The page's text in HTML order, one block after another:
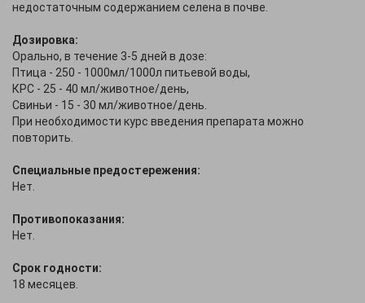
недостаточным содержанием селена в почве.
Дозировка:
Орально, в течение 3-5 дней в дозе:
Птица - 250 - 1000мл/1000л питьевой воды,
КРС - 25 - 40 мл/животное/день,
Свиньи - 15 - 30 мл/животное/день.
При необходимости курс введения препарата можно
повторить.
Специальные предостережения:
Нет.
Противопоказания:
Нет.
Срок годности:
18 месяцев.